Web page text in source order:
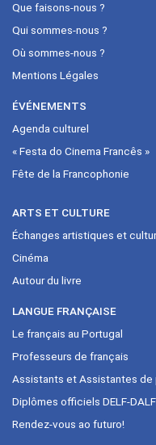
Que faisons-nous ?
Qui sommes-nous ?
Où sommes-nous ?
Mentions Légales
ÉVÉNEMENTS
Agenda culturel
« Festa do Cinema Francês »
Fête de la Francophonie
ARTS ET CULTURE
Échanges artistiques et
Cinéma
Autour du livre
LANGUE FRANÇAISE
Le français au Portugal
Professeurs de français
Assistants et Assistantes de
Diplômes officiels DELF-DALF
Rendez-vous ao futuro!